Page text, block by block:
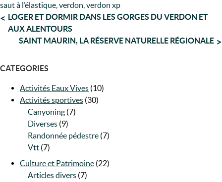
saut à l’élastique verdon verdon xp
NAVIGATION
DE
L’ARTICLE
LOGER ET DORMIR DANS LES GORGES DU VERDON ET
AUX ALENTOURS
SAINT MAURIN, LA RÉSERVE NATURELLE RÉGIONALE
CATEGORIES
Activités Eaux Vives (10)
Activités sportives (30)
Canyoning (7)
Diverses (9)
Randonnée pédestre (7)
Vtt (7)
Culture et Patrimoine (22)
Articles divers (7)